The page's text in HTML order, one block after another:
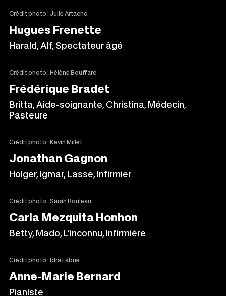
Crédit photo : Julie Artacho
Hugues Frenette
Harald, Alf, Spectateur âgé
Crédit photo : Hélène Bouffard
Frédérique Bradet
Britta, Aide-soignante, Christina, Médecin,
Pasteure
Crédit photo : Kevin Millet
Jonathan Gagnon
Holger, Igmar, Lasse, Infirmier
Crédit photo : Sarah Rouleau
Carla Mezquita Honhon
Betty, Mado, L’inconnu, Infirmière
Crédit photo : Idra Labrie
Anne-Marie Bernard
Pianiste